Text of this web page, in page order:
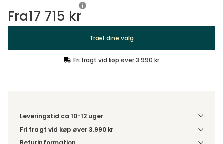
Fra17 715 kr
Træf dine valg
Fri fragt vid køp øver 3.990 kr
Leveringstid ca 10-12 uger
Fri fragt vid køp øver 3.990 kr
Vælg udførelse via “Træf dine valg” for at se
Returinformation